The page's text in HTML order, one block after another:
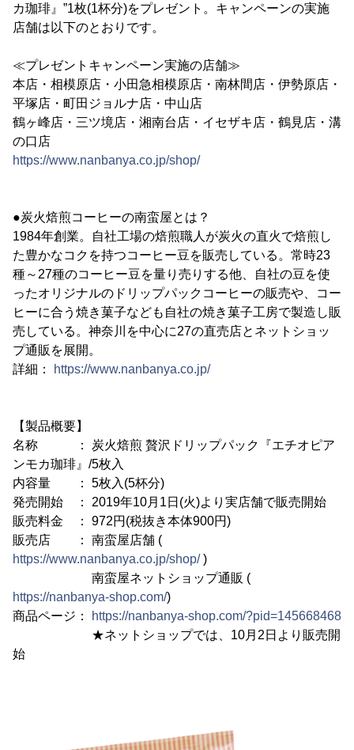
カ珈琲』”1枚(1杯分)をプレゼント。キャンペーンの実施
店舗は以下のとおりです。
≪プレゼントキャンペーン実施の店舗≫
本店・相模原店・小田急相模原店・南林間店・伊勢原店・
平塚店・町田ジョルナ店・中山店
鶴ヶ峰店・三ツ境店・湘南台店・イセザキ店・鶴見店・溝
の口店
https://www.nanbanya.co.jp/shop/
●炭火焙煎コーヒーの南蛮屋とは？
1984年創業。自社工場の焙煎職人が炭火の直火で焙煎し
た豊かなコクを持つコーヒー豆を販売している。常時23
種～27種のコーヒー豆を量り売りする他、自社の豆を使
ったオリジナルのドリップパックコーヒーの販売や、コー
ヒーに合う焼き菓子なども自社の焼き菓子工房で製造し販
売している。神奈川を中心に27の直売店とネットショッ
プ通販を展開。
詳細：
https://www.nanbanya.co.jp/
【製品概要】
名称 ： 炭火焙煎 贅沢ドリップパック『エチオピア
ンモカ珈琲』/5枚入
内容量 ： 5枚入(5杯分)
発売開始 ： 2019年10月1日(火)より実店舗で販売開始
販売料金 ： 972円(税抜き本体900円)
販売店 ： 南蛮屋店舗 (
https://www.nanbanya.co.jp/shop/)
南蛮屋ネットショップ通販 (
https://nanbanya-shop.com/)
商品ページ：
https://nanbanya-shop.com/?pid=145668468
★ネットショップでは、10月2日より販売開
始